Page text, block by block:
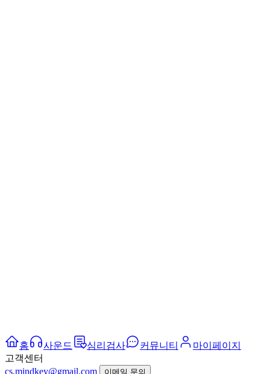
홈 사운드 심리검사 커뮤니티
마이페이지
고객센터
cs.mindkey@gmail.com
이메일 문의